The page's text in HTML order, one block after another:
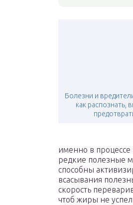
Болезни и
как распознать,
именно в
редкие полезные
способны
всасывания
скорость
чтоб жиры не